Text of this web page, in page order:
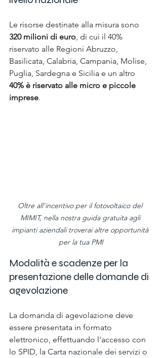
Le risorse destinate alla misura sono
320 milioni di euro, di cui il 40%
riservato alle Regioni Abruzzo,
Basilicata, Calabria, Campania, Molise,
Puglia, Sardegna e Sicilia e un altro
40% è riservato alle micro e piccole
imprese.
Oltre all'incentivo per il fotovoltaico del
MIMIT, nella nostra guida gratuita agli
impianti aziendali troverai altre opportunità
per la tua PMI
Modalità e scadenze per la
presentazione delle domande di
agevolazione
La domanda di agevolazione deve
essere presentata in formato
elettronico, effettuando l'accesso con
lo SPID, la Carta nazionale dei servizi o